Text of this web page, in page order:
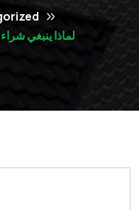
لماذا ينبغي